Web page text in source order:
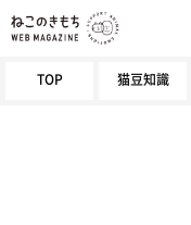
TOP 猫豆知識